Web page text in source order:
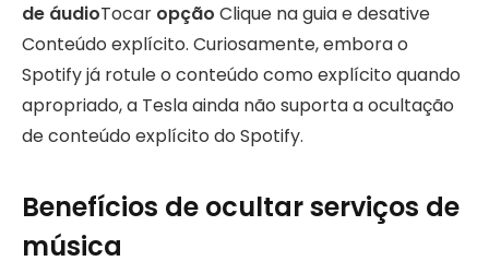
de áudioTocar opção Clique na guia e desative
Conteúdo explícito. Curiosamente, embora o
Spotify já rotule o conteúdo como explícito quando
apropriado, a Tesla ainda não suporta a ocultação
de conteúdo explícito do Spotify.
Benefícios de ocultar serviços de
música